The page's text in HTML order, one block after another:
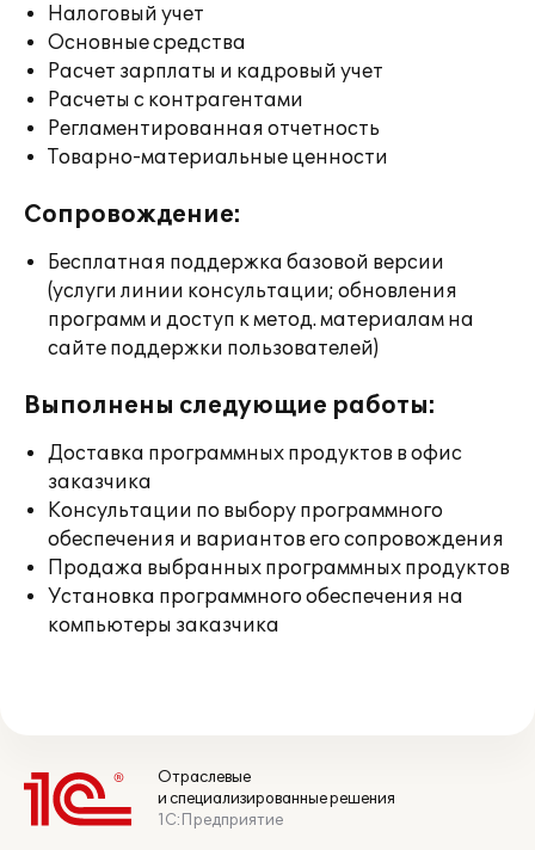
Налоговый учет
Основные средства
Расчет зарплаты и кадровый учет
Расчеты с контрагентами
Регламентированная отчетность
Товарно-материальные ценности
Сопровождение:
Бесплатная поддержка базовой версии
(услуги линии консультации; обновления
программ и доступ к метод. материалам на
сайте поддержки пользователей)
Выполнены следующие работы:
Доставка программных продуктов в офис
заказчика
Консультации по выбору программного
обеспечения и вариантов его сопровождения
Продажа выбранных программных продуктов
Установка программного обеспечения на
компьютеры заказчика
Отраслевые
и специализированные решения
1С:Предприятие